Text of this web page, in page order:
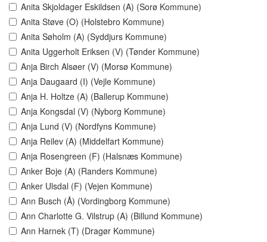
Anita Skjoldager Eskildsen (A) (Sorø Kommune)
Anita Støve (O) (Holstebro Kommune)
Anita Søholm (A) (Syddjurs Kommune)
Anita Uggerholt Eriksen (V) (Tønder Kommune)
Anja Birch Alsøer (V) (Morsø Kommune)
Anja Daugaard (I) (Vejle Kommune)
Anja H. Holtze (A) (Ballerup Kommune)
Anja Kongsdal (V) (Nyborg Kommune)
Anja Lund (V) (Nordfyns Kommune)
Anja Reilev (A) (Middelfart Kommune)
Anja Rosengreen (F) (Halsnæs Kommune)
Anker Boje (A) (Randers Kommune)
Anker Ulsdal (F) (Vejen Kommune)
Ann Busch (Å) (Vordingborg Kommune)
Ann Charlotte G. Vilstrup (A) (Billund Kommune)
Ann Harnek (T) (Dragør Kommune)